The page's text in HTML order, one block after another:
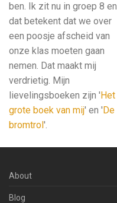
ben. Ik zit nu in groep 8 en
dat betekent dat we over
een poosje afscheid van
onze klas moeten gaan
nemen. Dat maakt mij
verdrietig. Mijn
lievelingsboeken zijn 'Het
grote boek van mij' en 'De
bromtrol'.
About
Blog